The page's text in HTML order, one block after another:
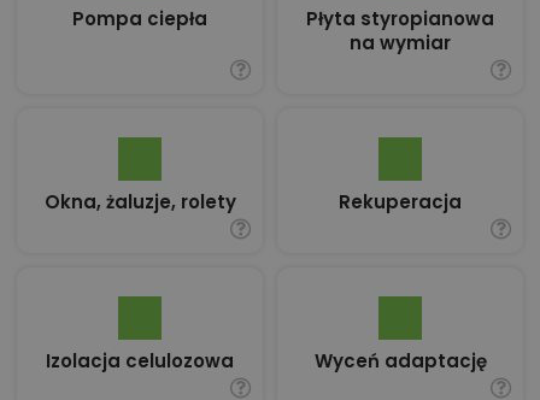
Pompa ciepła
Płyta styropianowa
na wymiar
Okna, żaluzje, rolety Rekuperacja
Izolacja celulozowa Wyceń adaptację